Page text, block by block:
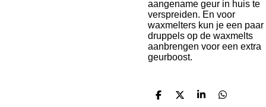
aangename geur in huis te
verspreiden. En voor
waxmelters kun je een paar
druppels op de waxmelts
aanbrengen voor een extra
geurboost.
D
D
S
D